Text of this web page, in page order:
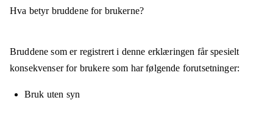
Hva betyr bruddene for brukerne?
Bruddene som er registrert i denne erklæringen får spesielt
konsekvenser for brukere som har følgende forutsetninger:
Bruk uten syn